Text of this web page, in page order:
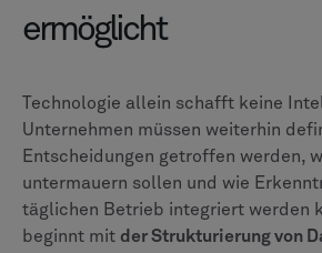
ermöglicht
Technologie allein schafft keine
Unternehmen müssen weiterhin
Entscheidungen getroffen werden,
untermauern sollen und wie
täglichen Betrieb integriert werden
beginnt mit der Strukturierung von